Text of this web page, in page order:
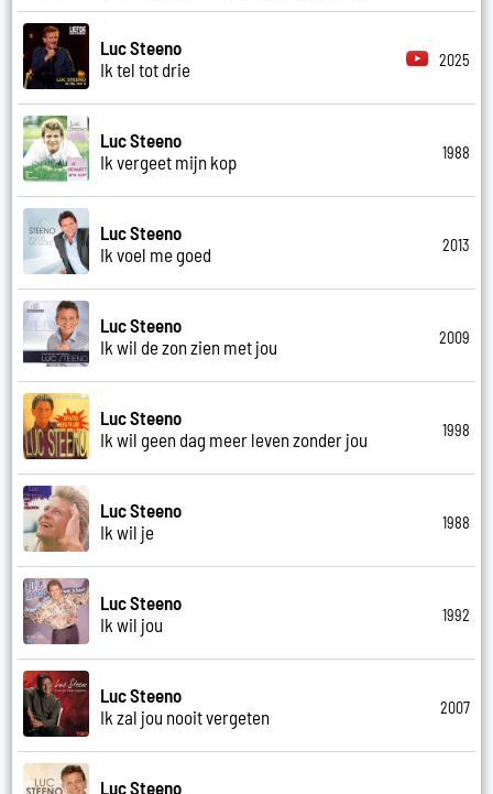
Luc Steeno
Ik tel tot drie
2025
Luc Steeno
Ik vergeet mijn kop
1988
Luc Steeno
Ik voel me goed
2013
Luc Steeno
Ik wil de zon zien met jou
2009
Luc Steeno
Ik wil geen dag meer leven zonder jou
1998
Luc Steeno
Ik wil je
1988
Luc Steeno
Ik wil jou
1992
Luc Steeno
Ik zal jou nooit vergeten
2007
Luc Steeno